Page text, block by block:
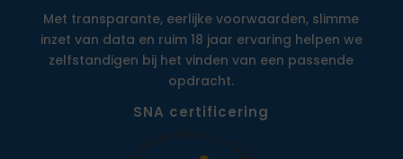
Met transparante, eerlijke voorwaarden, slimme
inzet van data en ruim 18 jaar ervaring helpen we
zelfstandigen bij het vinden van een passende
opdracht.
SNA certificering